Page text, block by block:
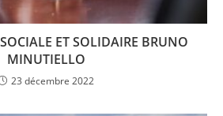
ET SOLIDAIRE BRUNO
MINUTIELLO
23 décembre 2022